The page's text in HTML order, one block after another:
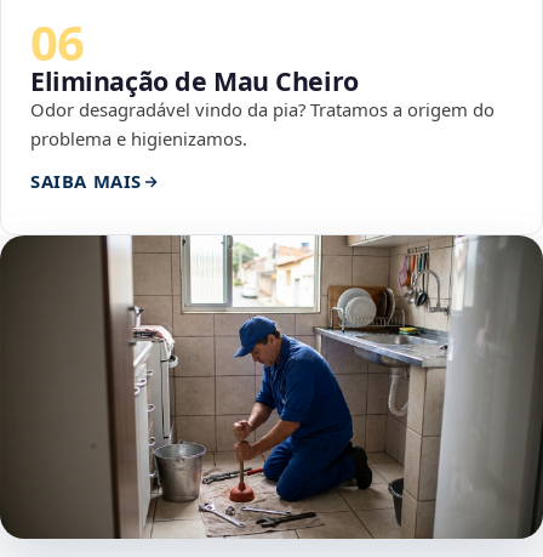
06
Eliminação de Mau Cheiro
Odor desagradável vindo da pia? Tratamos a origem do
problema e higienizamos.
SAIBA MAIS